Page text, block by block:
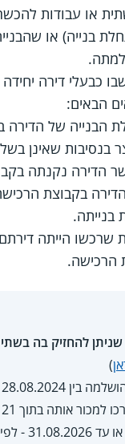
או עבודות
בנייה) או
כבעלי דירה
הבאים:
הבנייה של הדירה
בנסיבות שאינן
הדירה נקנתה
שרכשו הייתה
הרכישה.
להחזיק בה בשתי
)
מהשלמת